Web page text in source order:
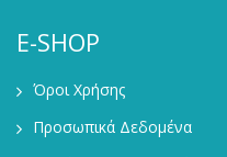
E-SHOP
Όροι Χρήσης
Προσωπικά Δεδομένα